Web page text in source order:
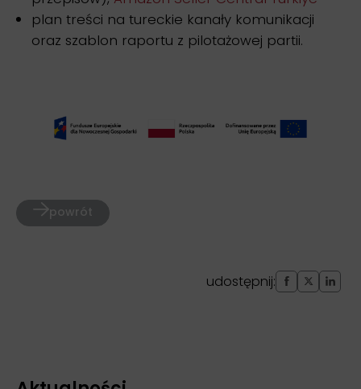
plan treści na tureckie kanały komunikacji
oraz szablon raportu z pilotażowej partii.
powrót
udostępnij: